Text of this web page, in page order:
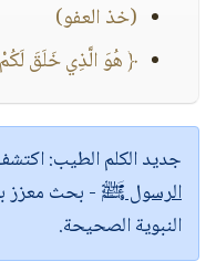
(خذ العفو)
﴿ هُوَ الَّذِي خَلَقَ
جديد الكلم الطيب:
الرسول ﷺ - بحث معزز
النبوية الصحيحة.